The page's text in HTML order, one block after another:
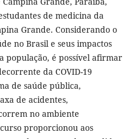
de medicina da
Grande. Considerando o
no Brasil e seus impactos
população, é possível afirmar
da COVID-19
de saúde pública,
de acidentes,
no ambiente
proporcionou aos